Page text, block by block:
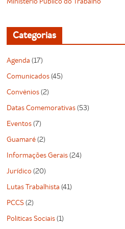
Categorias
Agenda (17)
Comunicados(45)
Convênios(2)
Datas Comemorativas(53)
Eventos(7)
Guamaré(2)
Informações Gerais(24)
Jurídico (20)
Lutas Trabalhista (41)
PCCS(2)
Politicas Sociais(1)